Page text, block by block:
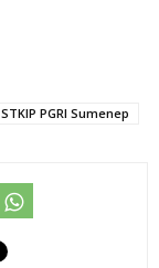
STKIP PGRI Sumenep